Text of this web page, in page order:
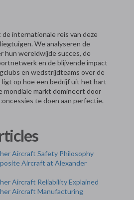
internationale reis van deze
We analyseren de
hun wereldwijde succes, de
en de blijvende impact
en wedstrijdteams over de
ligt op hoe een bedrijf uit het hart
mondiale markt domineert door
te doen aan perfectie.
Aircraft Safety Philosophy
Aircraft at Alexander
Aircraft Reliability Explained
Aircraft Manufacturing